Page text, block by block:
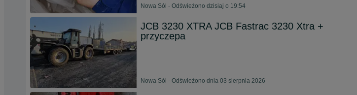
Nowa Sól - Odświeżono dzisiaj o 19:54
JCB 3230 XTRA JCB Fastrac 3230 Xtra +
przyczepa
Nowa Sól - Odświeżono dnia 03 sierpnia 2026